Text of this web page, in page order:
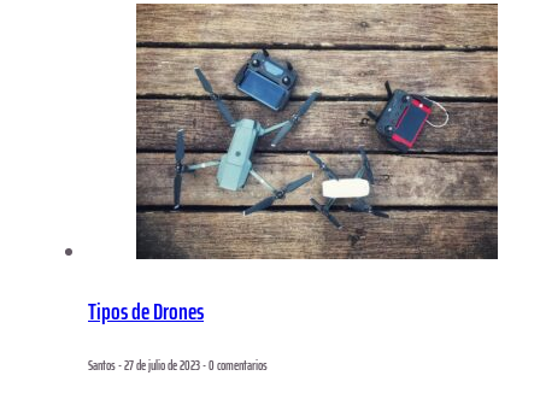
Tipos de Drones
Santos - 27 de julio de 2023 - 0 comentarios